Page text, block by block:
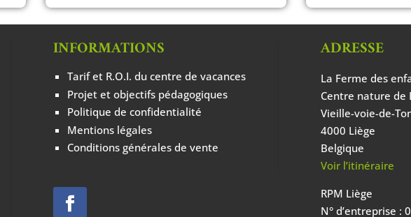
INFORMATIONS
Tarif et R.O.I. du centre de vacances
Projet et objectifs pédagogiques
Politique de confidentialité
Mentions légales
Conditions générales de vente
ADRESSE
La Ferme des
Centre nature de
Vieille-voie-de-
4000 Liège
Belgique
Voir l’itinéraire
RPM Liège
N° d’entreprise :